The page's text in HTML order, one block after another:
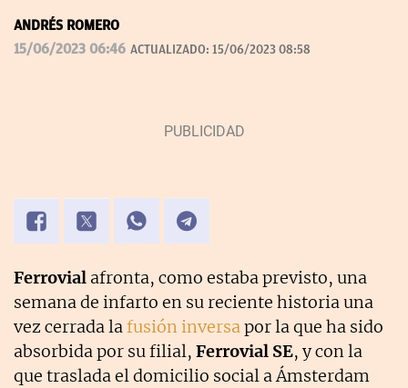
ANDRÉS ROMERO
15/06/2023 06:46 ACTUALIZADO: 15/06/2023 08:58
Ferrovial afronta, como estaba previsto, una
semana de infarto en su reciente historia una
vez cerrada lafusión inversapor la que ha sido
absorbida por su filial, Ferrovial SE, y con la
que traslada el domicilio social a Ámsterdam